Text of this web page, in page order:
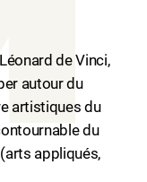
de Vinci,
autour du
artistiques du
du
appliqués,